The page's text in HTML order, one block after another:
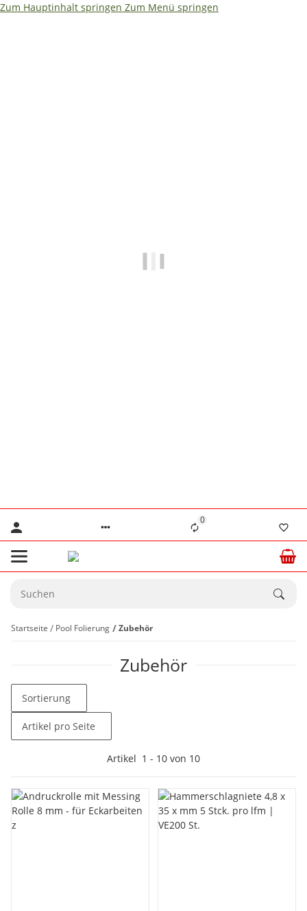
Zum Hauptinhalt springen Zum Menü springen
🔧 Technische Hilfe (Mo–Fr · 09:00–14:00
0
Startseite Pool Folierung Zubehör
Zubehör
Sortierung
Artikel pro Seite
Artikel 1 - 10 von 10